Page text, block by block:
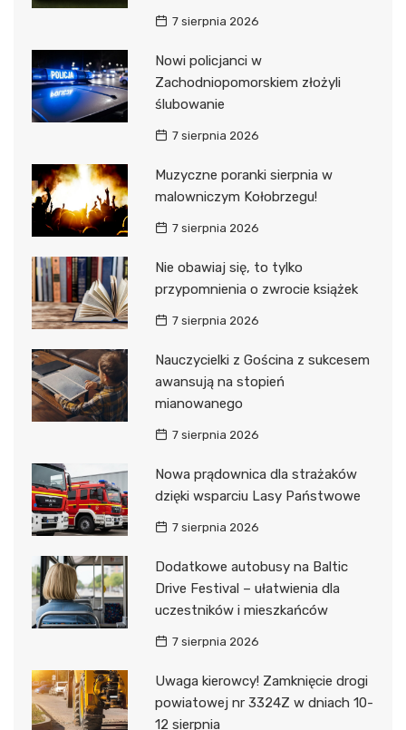
7 sierpnia 2026
Nowi policjanci w
Zachodniopomorskiem złożyli
ślubowanie
7 sierpnia 2026
Muzyczne poranki sierpnia w
malowniczym Kołobrzegu!
7 sierpnia 2026
Nie obawiaj się, to tylko
przypomnienia o zwrocie książek
7 sierpnia 2026
Nauczycielki z Gościna z sukcesem
awansują na stopień
mianowanego
7 sierpnia 2026
Nowa prądownica dla strażaków
dzięki wsparciu Lasy Państwowe
7 sierpnia 2026
Dodatkowe autobusy na Baltic
Drive Festival – ułatwienia dla
uczestników i mieszkańców
7 sierpnia 2026
Uwaga kierowcy! Zamknięcie drogi
powiatowej nr 3324Z w dniach 10-
12 sierpnia